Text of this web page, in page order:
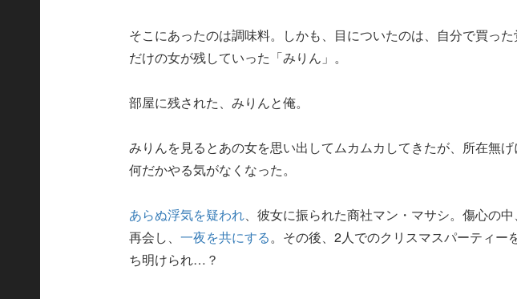
そこにあったのは調味料。しかも、目についたのは、自分で買っ
だけの女が残していった「みりん」。
部屋に残された、みりんと俺。
みりんを見るとあの女を思い出してムカムカしてきたが、所在無
何だかやる気がなくなった。
あらぬ浮気を疑われ、彼女に振られた商社マン・マサシ。傷心の
再会し、一夜を共にする。その後、2人でのクリスマスパーティー
ち明けられ…？